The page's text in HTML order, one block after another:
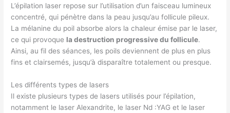
L’épilation laser repose sur l’utilisation d’un faisceau lumineux
concentré, qui pénètre dans la peau jusqu’au follicule pileux.
La mélanine du poil absorbe alors la chaleur émise par le laser,
ce qui provoque la destruction progressive du follicule.
Ainsi, au fil des séances, les poils deviennent de plus en plus
fins et clairsemés, jusqu’à disparaître totalement ou presque.
Les différents types de lasers
Il existe plusieurs types de lasers utilisés pour l’épilation,
notamment le laser Alexandrite, le laser Nd :YAG et le laser